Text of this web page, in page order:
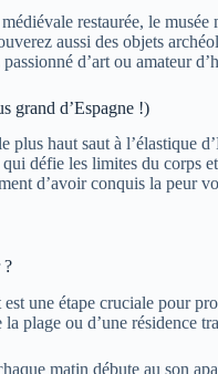
restaurée, le
aussi des objets
d’art ou amateur
grand d’Espagne !)
plus haut saut à l’élastique
défie les limites du corps
d’avoir conquis la peur
?
une étape cruciale pour
plage ou d’une résidence
matin débute au son